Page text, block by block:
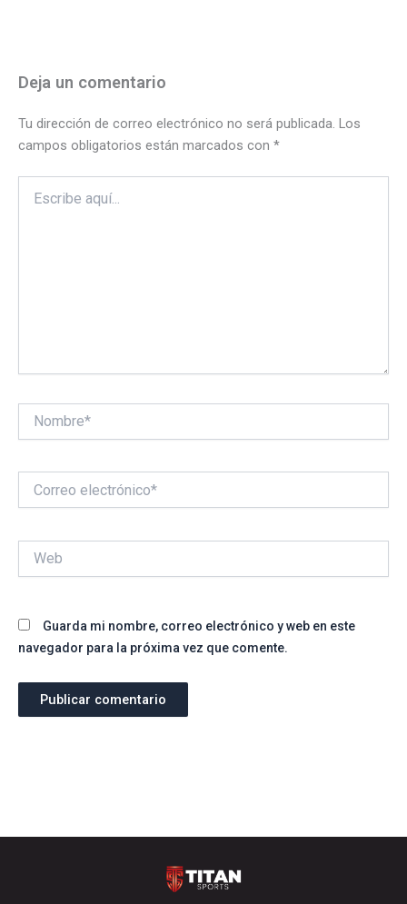
Deja un comentario
Tu dirección de correo electrónico no será publicada. Los
campos obligatorios están marcados con *
aquí...
electrónico*
Guarda mi nombre, correo electrónico y web en este
navegador para la próxima vez que comente.